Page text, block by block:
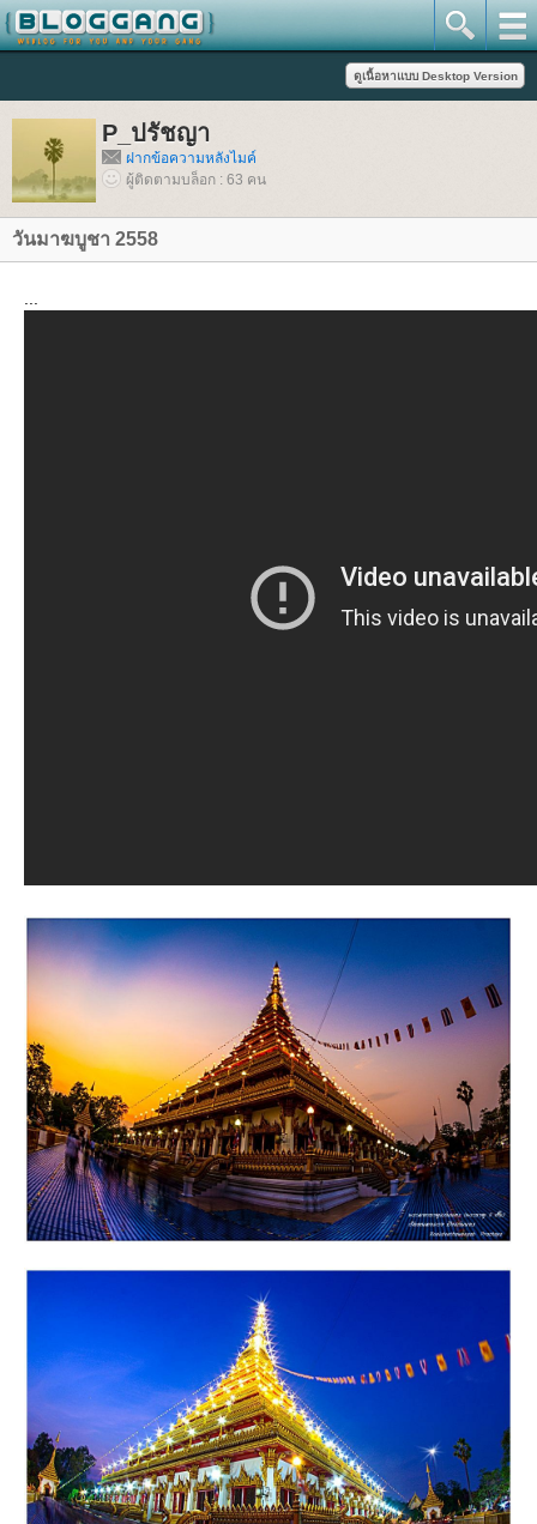
P_ปรัชญา
ฝากข้อความหลังไมค์
ผู้ติดตามบล็อก : 63 คน
วันมาฆบูชา 2558